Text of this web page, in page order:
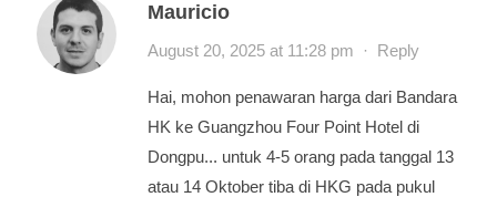
Mauricio
August 20, 2025 at 11:28 pm · Reply
Hai, mohon penawaran harga dari Bandara
HK ke Guangzhou Four Point Hotel di
Dongpu... untuk 4-5 orang pada tanggal 13
atau 14 Oktober tiba di HKG pada pukul